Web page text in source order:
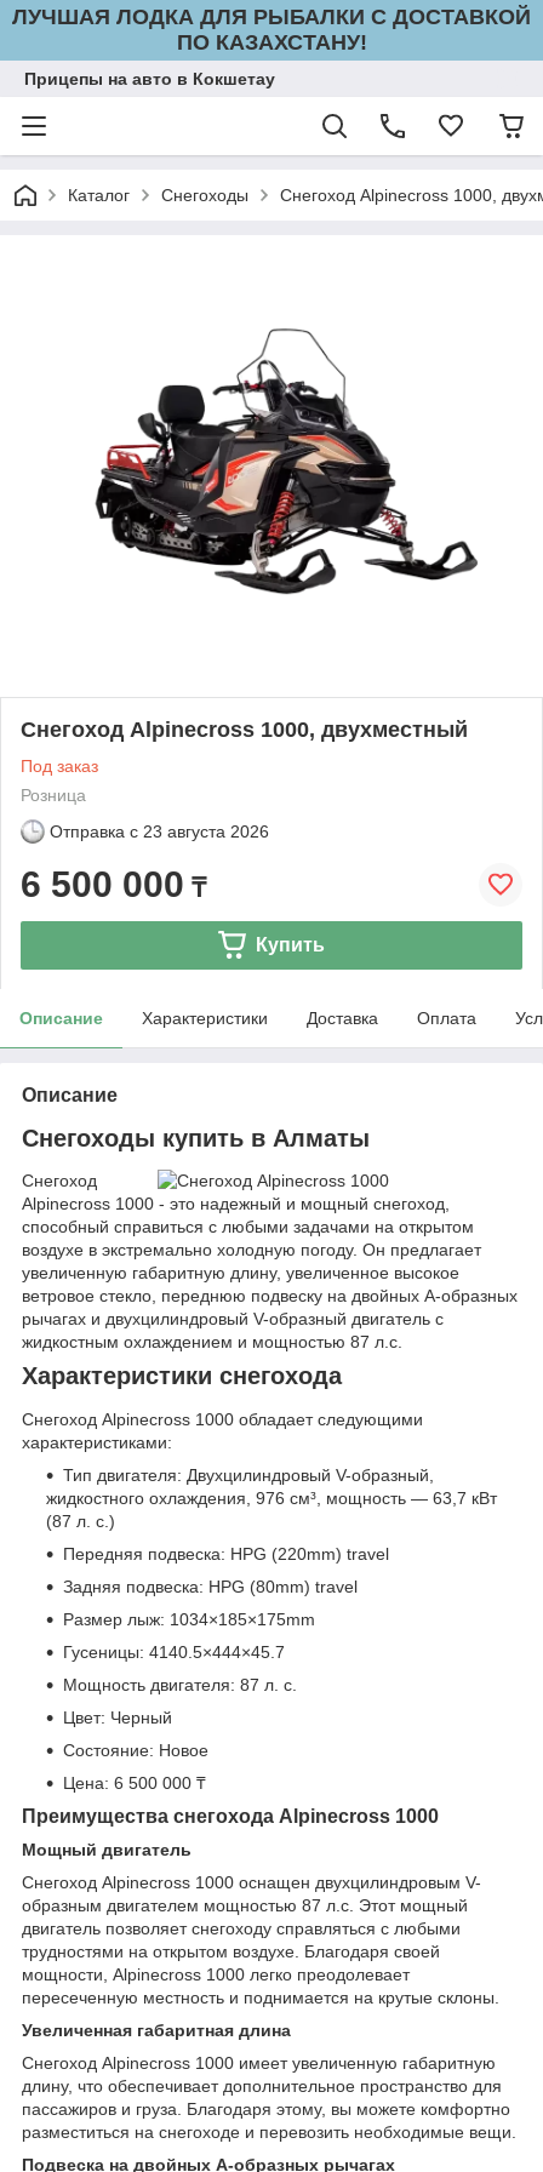
ЛУЧШАЯ ЛОДКА ДЛЯ РЫБАЛКИ С ДОСТАВКОЙ
ПО КАЗАХСТАНУ!
Прицепы на авто в Кокшетау
Каталог Снегоходы Снегоход Alpinecross 1000,
Снегоход Alpinecross 1000, двухместный
Под заказ
Розница
Отправка с 23 августа 2026
6 500 000 ₸
Купить
Описание Характеристики Доставка Оплата
Описание
Снегоходы купить в Алматы
Снегоход
Alpinecross 1000 - это надежный и мощный снегоход,
способный справиться с любыми задачами на открытом
воздухе в экстремально холодную погоду. Он предлагает
увеличенную габаритную длину, увеличенное высокое
ветровое стекло, переднюю подвеску на двойных А-образных
рычагах и двухцилиндровый V-образный двигатель с
жидкостным охлаждением и мощностью 87 л.с.
Характеристики снегохода
Снегоход Alpinecross 1000 обладает следующими
характеристиками:
Тип двигателя: Двухцилиндровый V-образный,
жидкостного охлаждения, 976 см³, мощность — 63,7 кВт
(87 л. с.)
Передняя подвеска: HPG (220mm) travel
Задняя подвеска: HPG (80mm) travel
Размер лыж: 1034×185×175mm
Гусеницы: 4140.5×444×45.7
Мощность двигателя: 87 л. с.
Цвет: Черный
Состояние: Новое
Цена: 6 500 000 ₸
Преимущества снегохода Alpinecross 1000
Мощный двигатель
Снегоход Alpinecross 1000 оснащен двухцилиндровым V-
образным двигателем мощностью 87 л.с. Этот мощный
двигатель позволяет снегоходу справляться с любыми
трудностями на открытом воздухе. Благодаря своей
мощности, Alpinecross 1000 легко преодолевает
пересеченную местность и поднимается на крутые склоны.
Увеличенная габаритная длина
Снегоход Alpinecross 1000 имеет увеличенную габаритную
длину, что обеспечивает дополнительное пространство для
пассажиров и груза. Благодаря этому, вы можете комфортно
разместиться на снегоходе и перевозить необходимые вещи.
Подвеска на двойных А-образных рычагах